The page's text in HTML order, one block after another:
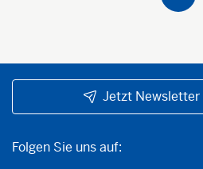
Jetzt Newsletter
Folgen Sie uns auf:
Folgen Sie uns auf: